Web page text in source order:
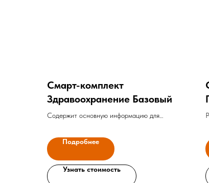
Смарт-комплект
Здравоохранение Базовый
Содержит основную информацию для
специалистов коммерческой медицинской
организации. Включает отраслевые
документы в области здравоохранения,
аналитику и судебную практику региона.
Подробнее
Узнать стоимость